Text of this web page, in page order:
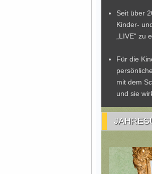
Seit über
Kinder-
„LIVE“ zu
Für die
mit dem
und sie